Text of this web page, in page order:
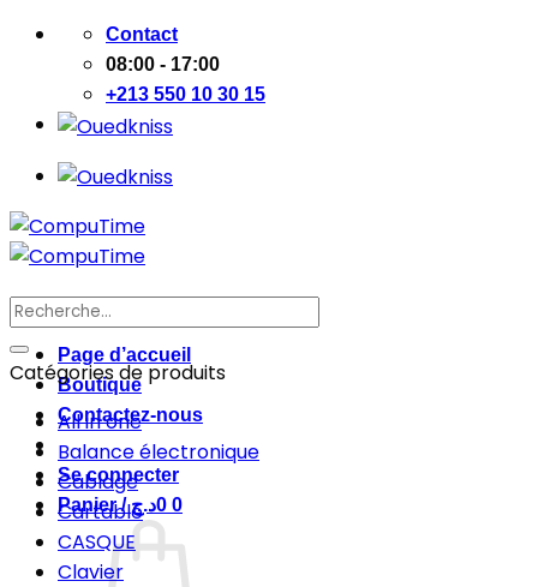
Passer
contenu
Contact
08:00 - 17:00
+213 550 10 30 15
Page d’accueil
Boutique
Contactez-nous
Se connecter
Panier /
0د.ج 0
Recherche
pour :
Catégories de produits
All in one
Balance électronique
Cablage
Cartable
CASQUE
Clavier